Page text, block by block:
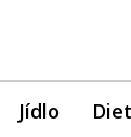
Jídlo